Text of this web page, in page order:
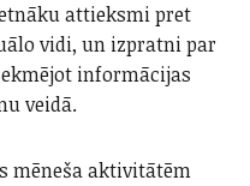
attieksmi pret
vidi, un izpratni par
informācijas
veidā.
mēneša aktivitātēm